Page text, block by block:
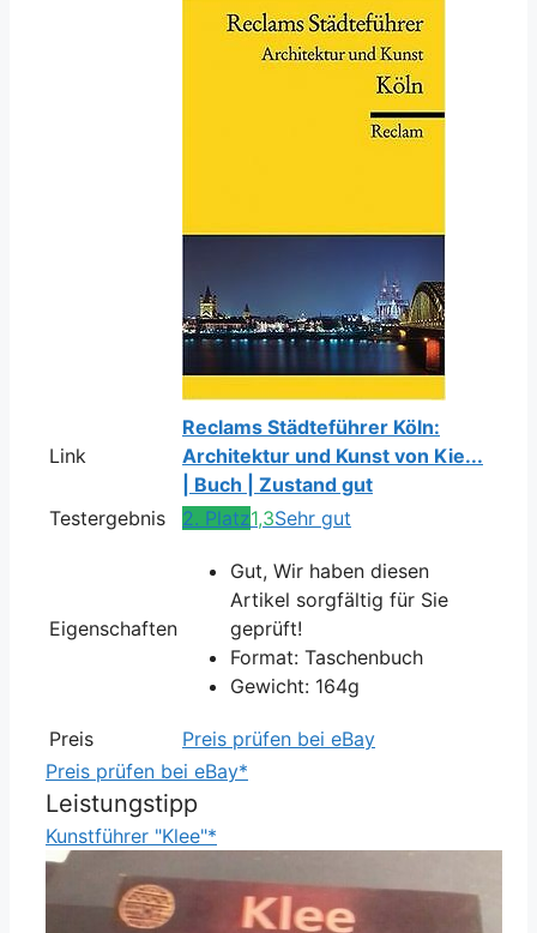
Link
Reclams Städteführer Köln:
Architektur und Kunst von Kie...
| Buch | Zustand gut
Testergebnis
2. Platz1,3Sehr gut
Eigenschaften
Gut, Wir haben diesen
Artikel sorgfältig für Sie
geprüft!
Format: Taschenbuch
Gewicht: 164g
Preis
Preis prüfen bei eBay
Preis prüfen bei eBay*
Leistungstipp
Kunstführer "Klee"*